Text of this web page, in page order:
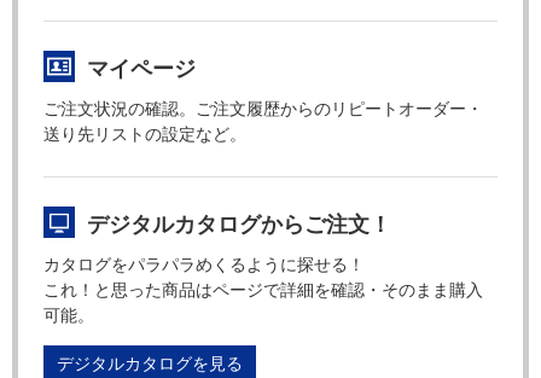
マイページ
ご注文状況の確認。ご注文履歴からのリピートオーダー・
送り先リストの設定など。
デジタルカタログからご注文！
カタログをパラパラめくるように探せる！
これ！と思った商品はページで詳細を確認・そのまま購入
可能。
デジタルカタログを見る